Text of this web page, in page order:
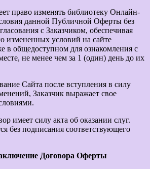
право изменять библиотеку Онлайн-
данной Публичной Оферты без
с Заказчиком, обеспечивая
измененных условий на сайте
в общедоступном для ознакомления с
не менее чем за 1 (один) день до их
Сайта после вступления в силу
Заказчик выражает свое
имеет силу акта об оказании слуг.
без подписания соответствующего
Договора Оферты